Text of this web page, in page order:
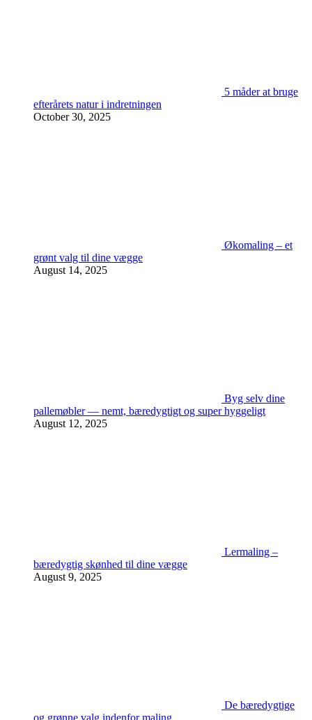
5 måder at bruge
efterårets natur i indretningen
October 30, 2025
Økomaling – et
grønt valg til dine vægge
August 14, 2025
Byg selv dine
pallemøbler — nemt, bæredygtigt og super hyggeligt
August 12, 2025
Lermaling –
bæredygtig skønhed til dine vægge
August 9, 2025
De bæredygtige
og grønne valg indenfor maling